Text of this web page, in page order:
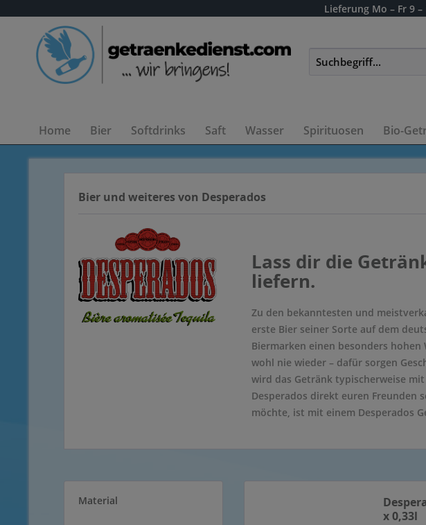
Lieferung Mo – Fr 9
Home Bier Softdrinks Saft Wasser Spirituosen Bio-
Bier und weiteres von Desperados
Lass dir die
liefern.
Zu den bekanntesten und
erste Bier seiner Sorte auf dem
Biermarken einen besonders
wohl nie wieder – dafür sorgen
wird das Getränk typischerweise
Desperados direkt euren Freunden
möchte, ist mit einem Desperados
Material
x 0,33l